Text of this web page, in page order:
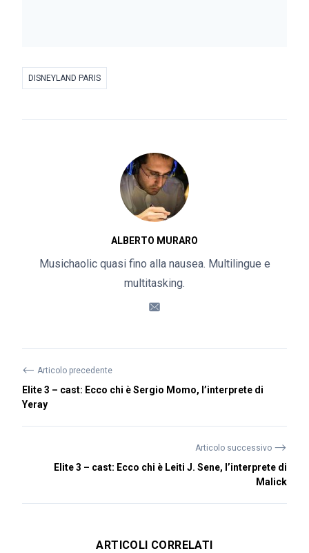
DISNEYLAND PARIS
ALBERTO MURARO
Musichaolic quasi fino alla nausea. Multilingue e
multitasking.
⟵ Articolo precedente
Elite 3 – cast: Ecco chi è Sergio Momo, l’interprete di
Yeray
Articolo successivo ⟶
Elite 3 – cast: Ecco chi è Leiti J. Sene, l’interprete di
Malick
ARTICOLI CORRELATI